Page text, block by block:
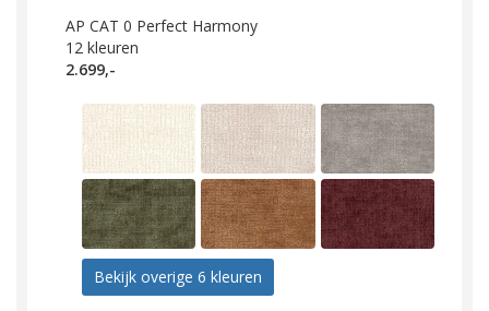
AP CAT 0 Perfect Harmony
12 kleuren
2.699,-
Bekijk overige 6 kleuren